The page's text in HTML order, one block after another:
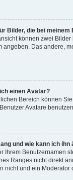
Bilder, die bei
können zwei
angeben. Das andere,
einen Avatar?
Bereich können
Avatare
und wie kann ich ihn
Ihrem Benutzernamen
Ranges nicht direkt
nicht und ein Moderator